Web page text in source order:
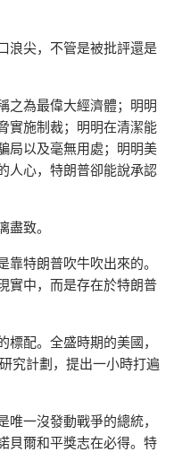
浪尖，不管是被批評還是
之為最偉大經濟體；明明
實施制裁；明明在清潔能
局以及毫無用處；明明美
人心，特朗普卻能說承認
致。
特朗普吹牛吹出來的。
實中，而是存在於特朗普
配。全盛時期的美國，
究計劃，提出一小時打遍
一沒發動戰爭的總統，
貝爾和平獎志在必得。特